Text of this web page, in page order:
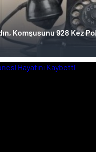
Komşusunu 928 Kez